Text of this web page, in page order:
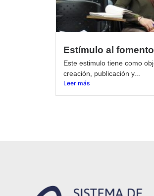
Estímulo al
Este estimulo tiene como
creación, publicación y...
Leer más